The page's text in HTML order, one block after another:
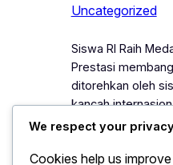
Uncategorized
Siswa RI Raih
Prestasi
ditorehkan oleh
kancah
Indonesia berhasil
Keberhasilan
We respect your
Cookies help us